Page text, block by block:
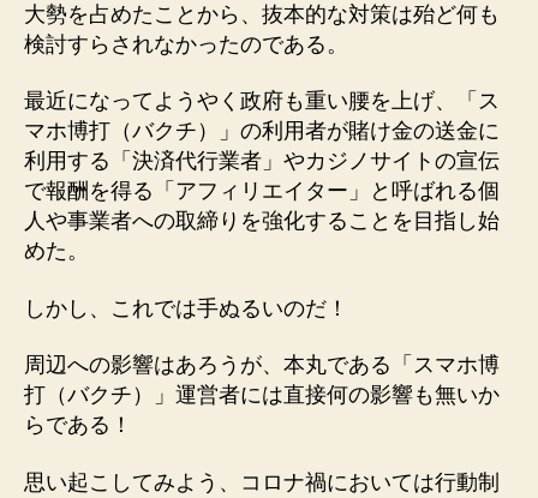
大勢を占めたことから、抜本的な対策は殆ど何も
検討すらされなかったのである。
最近になってようやく政府も重い腰を上げ、「ス
マホ博打（バクチ）」の利用者が賭け金の送金に
利用する「決済代行業者」やカジノサイトの宣伝
で報酬を得る「アフィリエイター」と呼ばれる個
人や事業者への取締りを強化することを目指し始
めた。
しかし、これでは手ぬるいのだ！
周辺への影響はあろうが、本丸である「スマホ博
打（バクチ）」運営者には直接何の影響も無いか
らである！
思い起こしてみよう、コロナ禍においては行動制